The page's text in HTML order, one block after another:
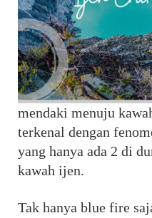
mendaki menuju
terkenal dengan
yang hanya ada 2 di
kawah ijen.
Tak hanya blue fire